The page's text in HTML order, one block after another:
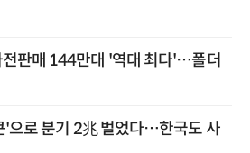
전판매 144만대 '역대 최다'…폴더
'으로 분기 2兆 벌었다…한국도 사